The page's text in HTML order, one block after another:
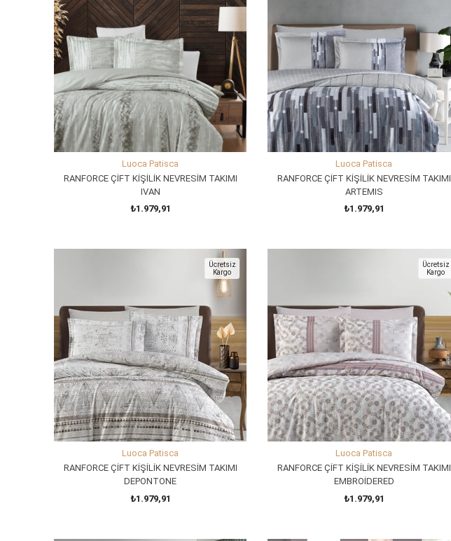
Luoca Patisca
RANFORCE ÇİFT KİŞİLİK NEVRESİM TAKIMI
IVAN
₺1.979,91
Luoca Patisca
RANFORCE ÇİFT KİŞİLİK NEVRESİM TAKIMI
ARTEMIS
₺1.979,91
Ücretsiz
Kargo
Luoca Patisca
RANFORCE ÇİFT KİŞİLİK NEVRESİM TAKIMI
DEPONTONE
₺1.979,91
Ücretsiz
Kargo
Luoca Patisca
RANFORCE ÇİFT KİŞİLİK NEVRESİM TAKIMI
EMBROİDERED
₺1.979,91